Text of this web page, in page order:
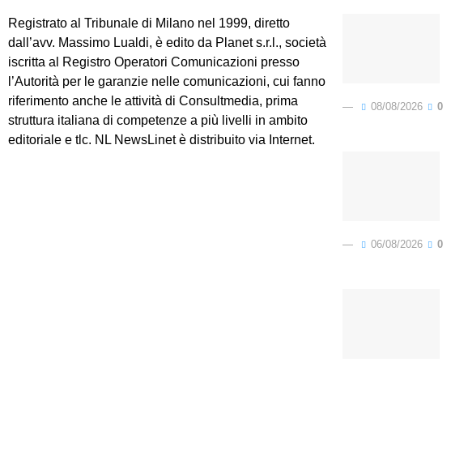
Registrato al Tribunale di Milano nel 1999, diretto
dall’avv. Massimo Lualdi, è edito da Planet s.r.l., società
iscritta al Registro Operatori Comunicazioni presso
l’Autorità per le garanzie nelle comunicazioni, cui fanno
riferimento anche le attività di Consultmedia, prima
struttura italiana di competenze a più livelli in ambito
editoriale e tlc. NL NewsLinet è distribuito via Internet.
08/08/2026 0
06/08/2026 0